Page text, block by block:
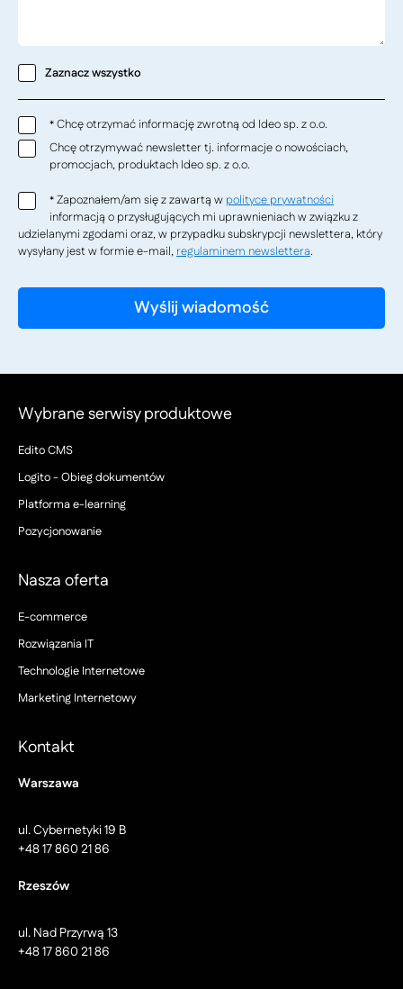
Zaznacz wszystko
*Chcę otrzymać informację zwrotną od Ideo sp. z o.o.
Chcę otrzymywać newsletter tj. informacje o nowościach,
promocjach, produktach Ideo sp. z o.o.
*Zapoznałem/am się z zawartą w polityce prywatności
informacją o przysługujących mi uprawnieniach w związku z
udzielanymi zgodami oraz, w przypadku subskrypcji newslettera, który
wysyłany jest w formie e-mail, regulaminem newslettera.
Wybrane serwisy produktowe
Edito CMS
Logito - Obieg dokumentów
Platforma e-learning
Pozycjonowanie
Nasza oferta
E-commerce
Rozwiązania IT
Technologie Internetowe
Marketing Internetowy
Kontakt
Warszawa
ul. Cybernetyki 19 B
+48 17 860 21 86
Rzeszów
ul. Nad Przyrwą 13
+48 17 860 21 86